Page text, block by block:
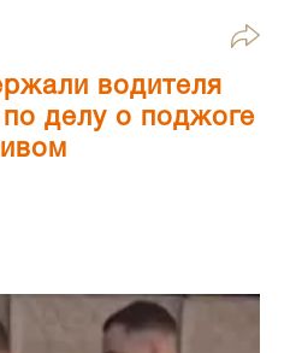
водителя
делу о поджоге